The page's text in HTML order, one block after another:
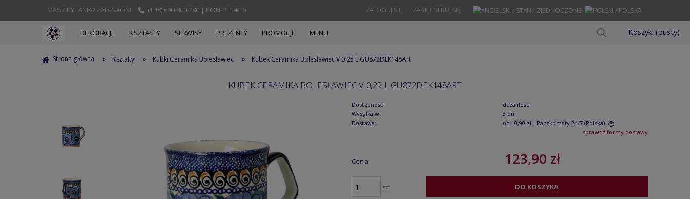
MASZ PYTANIA? ZADZWOŃ! (+48) 690 800 780 | PON-PT. 9-16 ZAREJESTRUJ SIĘ
ZALOGUJ SIĘ
Koszyk: (pusty)
DEKORACJE KSZTAŁTY SERWISY PREZENTY PROMOCJE MENU
Strona główna » Kształty » Kubki Ceramika Bolesławiec » Kubek Ceramika Bolesławiec V 0,25 L GU872DEK148Art
KUBEK CERAMIKA BOLESŁAWIEC V 0,25 L GU872DEK148ART
Dostępność:
duża ilość
Wysyłka w:
3 dni
Dostawa:
od 10,90 zł - Paczkomaty 24/7 (Polska)
sprawdź formy dostawy
Cena: 123,90 zł
szt. DO KOSZYKA